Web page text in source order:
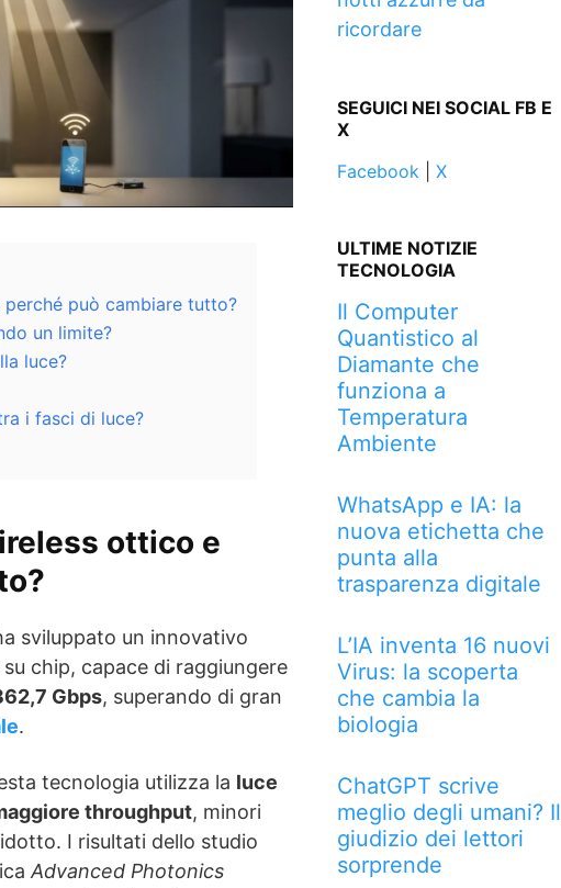
perché può cambiare tutto?
un limite?
luce?
i fasci di luce?
ottico e
sviluppato un innovativo
su chip, capace di raggiungere
Gbps, superando di gran
.
tecnologia utilizza la luce
throughput, minori
I risultati dello studio
Advanced Photonics
ricordare
SEGUICI NEI SOCIAL FB E
X
Facebook| X
ULTIME NOTIZIE
TECNOLOGIA
Il Computer
Quantistico al
Diamante che
funziona a
Temperatura
Ambiente
WhatsApp e IA: la
nuova etichetta che
punta alla
trasparenza digitale
L’IA inventa 16 nuovi
Virus: la scoperta
che cambia la
biologia
ChatGPT scrive
meglio degli umani? Il
giudizio dei lettori
sorprende